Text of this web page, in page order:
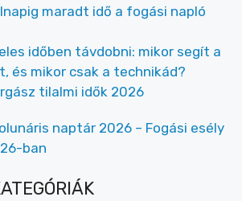
maradt idő a fogási napló
időben távdobni: mikor segít a
és mikor csak a technikád?
tilalmi idők 2026
naptár 2026 – Fogási esély
ban